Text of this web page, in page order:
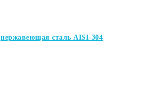
нержавеющая сталь AISI-304